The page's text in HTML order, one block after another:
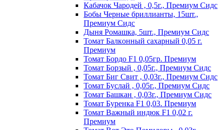
Кабачок Чародей , 0,5г., Премиум Сидс
Бобы Черные бриллианты, 15шт.,
Премиум Сидс
Дыня Ромашка, 5шт., Премиум Сидс
Томат Бaлкoнный caxapный 0,05 г.
Пpeмиyм
Томат Бордо F1 0,05гр. Премиум
Томат Борзый , 0,05г., Премиум Сидс
Томат Биг Свит , 0,03г., Премиум Сидс
Томат Буслай , 0,05г., Премиум Сидс
Томат Башкан , 0,03г., Премиум Сидс
Томат Буренка F1 0,03. Премиум
Томат Baжный индюк F1 0,02 г.
Пpeмиyм